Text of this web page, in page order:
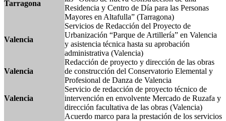
Tarragona
Residencia y Centro de Día para las Personas
Mayores en Altafulla” (Tarragona)
Valencia
Servicios de Redacción del Proyecto de
Urbanización “Parque de Artillería” en Valencia
y asistencia técnica hasta su aprobación
administrativa (Valencia)
Valencia
Redacción de proyecto y dirección de las obras
de construcción del Conservatorio Elemental y
Profesional de Danza de Valencia
Valencia
Servicio de redacción de proyecto técnico de
intervención en envolvente Mercado de Ruzafa y
dirección facultativa de las obras (Valencia)
Acuerdo marco para la prestación de los servicios